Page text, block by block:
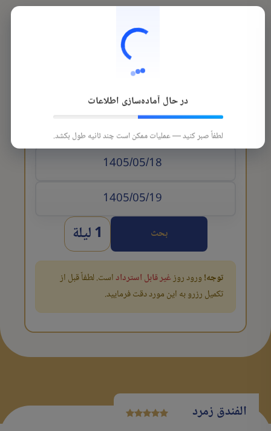
تاريخ الوصول
بحث 1 ليلة
توجه!ورود روزغیر قابل استرداداست. لطفاً قبل از
تکمیل رزرو به این مورد دقت فرمایید.
در حال آماده‌سازی اطلاعات
لطفاً صبر کنید — عملیات ممکن است چند ثانیه طول بکشد.
الفندق زمرد